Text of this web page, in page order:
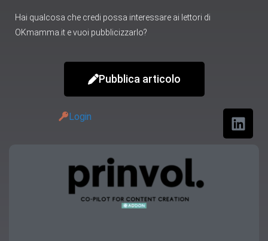
Hai qualcosa che credi possa interessare ai lettori di
OKmamma.it e vuoi pubblicizzarlo?
Pubblica articolo
Login